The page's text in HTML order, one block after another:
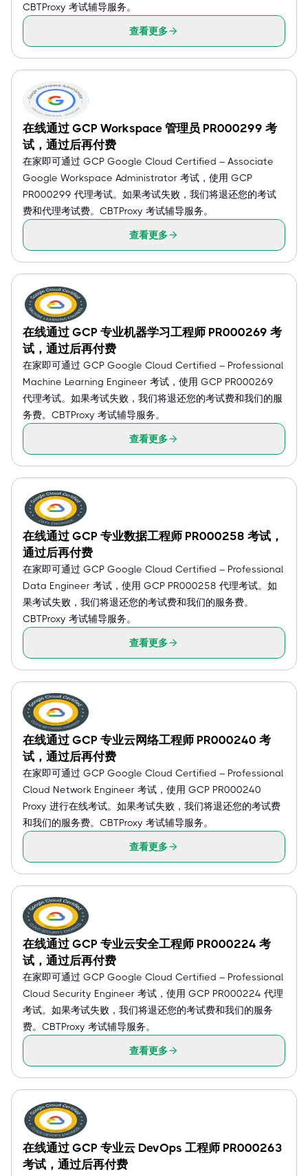
CBTProxy 考试辅导服务。
查看更多
在线通过 GCP Workspace 管理员 PR000299 考
试，通过后再付费
在家即可通过 GCP Google Cloud Certified – Associate
Google Workspace Administrator 考试，使用 GCP
PR000299 代理考试。如果考试失败，我们将退还您的考试
费和代理考试费。CBTProxy 考试辅导服务。
查看更多
在线通过 GCP 专业机器学习工程师 PR000269 考
试，通过后再付费
在家即可通过 GCP Google Cloud Certified – Professional
Machine Learning Engineer 考试，使用 GCP PR000269
代理考试。如果考试失败，我们将退还您的考试费和我们的服
务费。CBTProxy 考试辅导服务。
查看更多
在线通过 GCP 专业数据工程师 PR000258 考试，
通过后再付费
在家即可通过 GCP Google Cloud Certified – Professional
Data Engineer 考试，使用 GCP PR000258 代理考试。如
果考试失败，我们将退还您的考试费和我们的服务费。
CBTProxy 考试辅导服务。
查看更多
在线通过 GCP 专业云网络工程师 PR000240 考
试，通过后再付费
在家即可通过 GCP Google Cloud Certified – Professional
Cloud Network Engineer 考试，使用 GCP PR000240
Proxy 进行在线考试。如果考试失败，我们将退还您的考试费
和我们的服务费。CBTProxy 考试辅导服务。
查看更多
在线通过 GCP 专业云安全工程师 PR000224 考
试，通过后再付费
在家即可通过 GCP Google Cloud Certified – Professional
Cloud Security Engineer 考试，使用 GCP PR000224 代理
考试。如果考试失败，我们将退还您的考试费和我们的服务
费。CBTProxy 考试辅导服务。
查看更多
在线通过 GCP 专业云 DevOps 工程师 PR000263
考试，通过后再付费